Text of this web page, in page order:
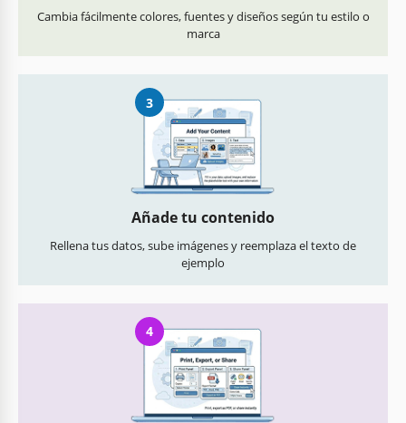
Cambia fácilmente colores, fuentes y diseños según tu estilo o
marca
3
Añade tu contenido
Rellena tus datos, sube imágenes y reemplaza el texto de
ejemplo
4